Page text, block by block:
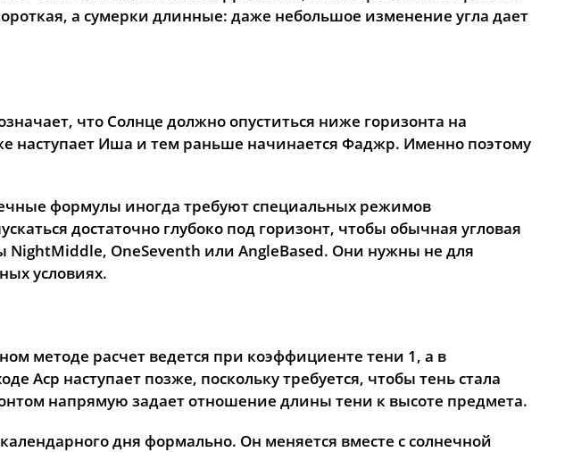
06:12 13:18 17:03 20:22
22:30
а сумерки длинные: даже небольшое изменение угла дает
что Солнце должно опуститься ниже горизонта на
наступает Иша и тем раньше начинается Фаджр. Именно поэтому
формулы иногда требуют специальных режимов
достаточно глубоко под горизонт, чтобы обычная угловая
NightMiddle, OneSeventh или AngleBased. Они нужны не для
условиях.
методе расчет ведется при коэффициенте тени 1, а в
Аср наступает позже, поскольку требуется, чтобы тень стала
напрямую задает отношение длины тени к высоте предмета.
дня формально. Он меняется вместе с солнечной